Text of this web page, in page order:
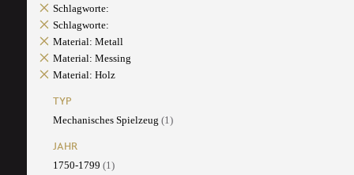
Schlagworte:
Schlagworte:
Material: Metall
Material: Messing
Material: Holz
TYP
Mechanisches Spielzeug (1)
JAHR
1750-1799 (1)